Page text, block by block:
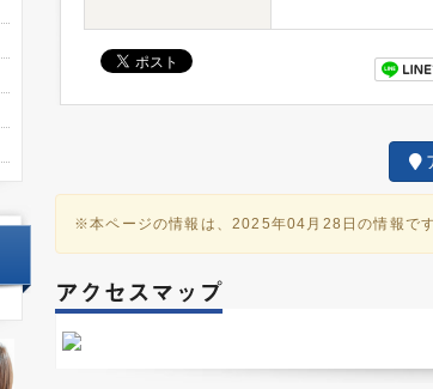
※本ページの情報は、2025年04月28日の情報で